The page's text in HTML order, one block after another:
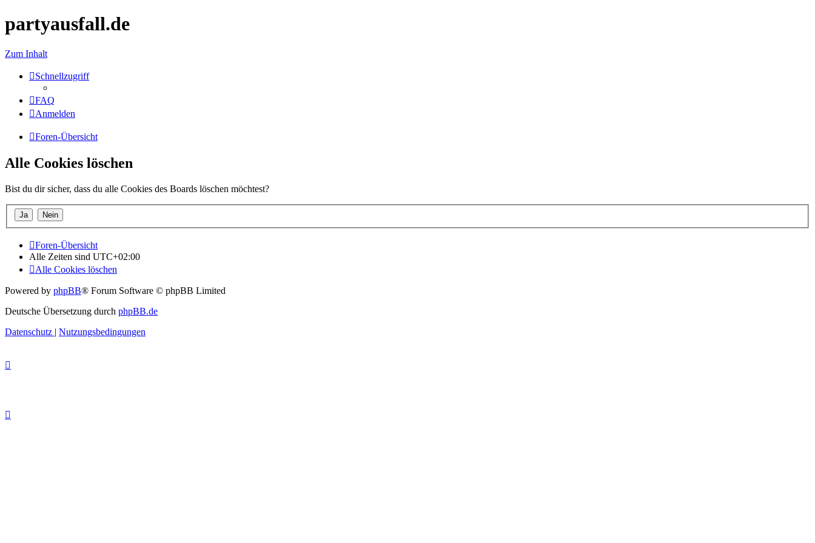
partyausfall.de
Zum Inhalt
Schnellzugriff
FAQ
Anmelden
Foren-Übersicht
Alle Cookies löschen
Bist du dir sicher, dass du alle Cookies des Boards löschen möchtest?
Foren-Übersicht
Alle Zeiten sind UTC+02:00
Alle Cookies löschen
Powered by phpBB® Forum Software © phpBB Limited
Deutsche Übersetzung durch phpBB.de
Datenschutz | Nutzungsbedingungen